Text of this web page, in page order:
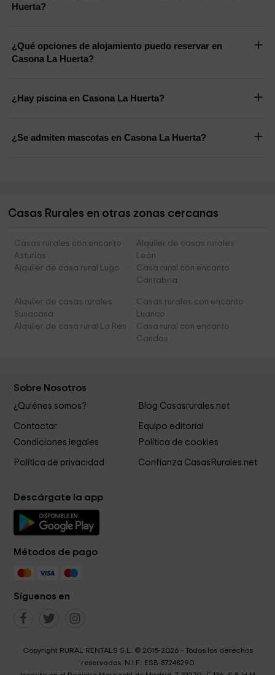
Huerta?
¿Qué opciones de alojamiento puedo reservar en
Casona La Huerta?
¿Hay piscina en Casona La Huerta?
¿Se admiten mascotas en Casona La Huerta?
Casas Rurales en otras zonas cercanas
Casas rurales con encanto
Asturias
Alquiler de casas rurales
León
Alquiler de casa rural Lugo
Casa rural con encanto
Cantabria
Alquiler de casas rurales
Susacasa
Casas rurales con encanto
Luanco
Alquiler de casa rural La Ren
Casa rural con encanto
Candas
Sobre Nosotros
¿Quiénes somos? Blog Casasrurales.net
Contactar
Equipo editorial
Condiciones legales
Política de cookies
Política de privacidad Confianza CasasRurales.net
Descárgate la app
Métodos de pago
Síguenos en
Copyright RURAL RENTALS S.L. © 2015-2026 - Todos los derechos
reservados. N.I.F.: ESB-87248290